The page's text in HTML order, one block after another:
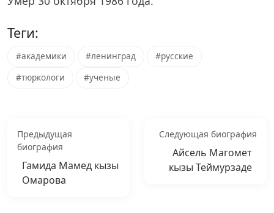
Теги:
#академики #ленинград
#русские
#тюркологи
#ученые
Предыдущая
биография
Гамида Мамед кызы
Омарова
Следующая биография
Айсель Магомет
кызы Теймурзаде